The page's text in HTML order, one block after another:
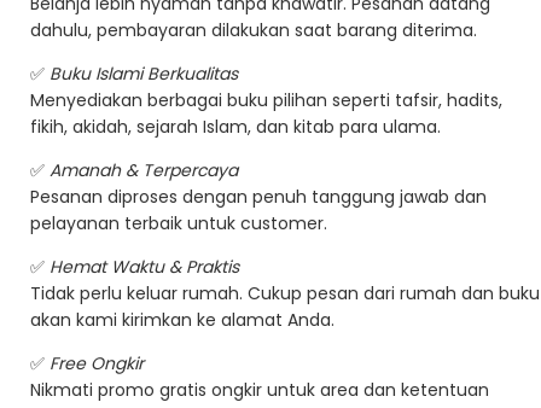
dahulu, pembayaran dilakukan saat barang diterima.
✅ Buku Islami Berkualitas
Menyediakan berbagai buku pilihan seperti tafsir, hadits,
fikih, akidah, sejarah Islam, dan kitab para ulama.
✅ Amanah & Terpercaya
Pesanan diproses dengan penuh tanggung jawab dan
pelayanan terbaik untuk customer.
✅ Hemat Waktu & Praktis
Tidak perlu keluar rumah. Cukup pesan dari rumah dan buku
akan kami kirimkan ke alamat Anda.
✅ Free Ongkir
Nikmati promo gratis ongkir untuk area dan ketentuan